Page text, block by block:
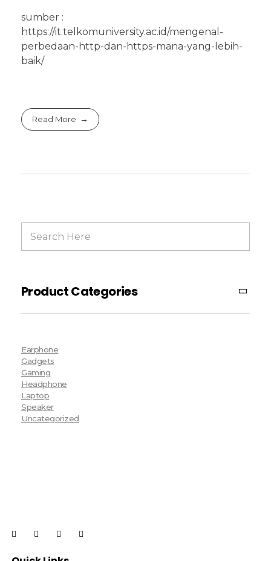
sumber :
https://it.telkomuniversity.ac.id/mengenal-
perbedaan-http-dan-https-mana-yang-lebih-
baik/
Read More
Product Categories
Earphone
Gadgets
Gaming
Headphone
Laptop
Speaker
Uncategorized